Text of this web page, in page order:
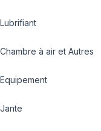
Lubrifiant
Chambre à air et Autres
Equipement
Jante